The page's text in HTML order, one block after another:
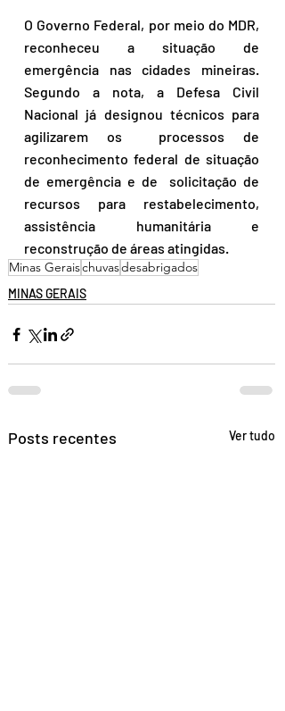
O Governo Federal, por meio do MDR,
reconheceu a situação de
emergência nas cidades mineiras.
Segundo a nota, a Defesa Civil
Nacional já designou técnicos para
agilizarem os  processos de
reconhecimento federal de situação
de emergência e de  solicitação de
recursos para restabelecimento,
assistência humanitária e
reconstrução de áreas atingidas.
Minas Geraischuvasdesabrigados
MINAS GERAIS
Posts recentes Ver tudo